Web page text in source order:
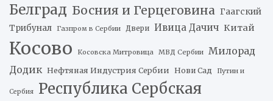
Белград Босния и Герцеговина Гаагский
Трибунал Газпром в Сербии Двери Ивица Дачич Китай
Косово Косовска Митровица МВД Сербии
Милорад
Додик Нефтяная Индустрия Сербии Нови Сад Путин и
Сербия Республика Сербская